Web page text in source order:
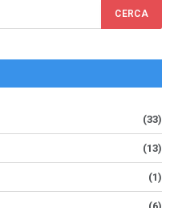
(33)
(13)
(1)